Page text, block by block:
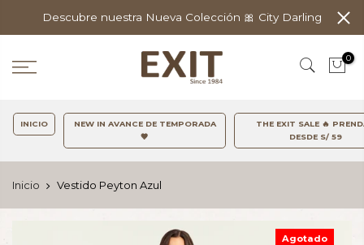
Descubre nuestra Nueva Colección 🎀 City Darling
0
INICIO
NEW IN AVANCE DE TEMPORADA
🤎
THE EXIT SALE 🔥
DESDE S/ 59
Inicio Vestido Peyton Azul
Agotado